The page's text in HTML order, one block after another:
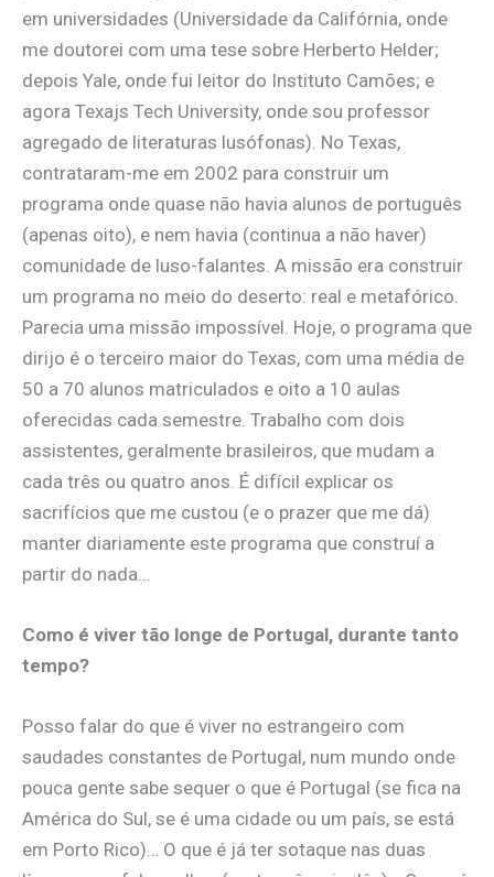
em universidades (Universidade da Califórnia, onde
me doutorei com uma tese sobre Herberto Helder;
depois Yale, onde fui leitor do Instituto Camões; e
agora Texajs Tech University, onde sou professor
agregado de literaturas lusófonas). No Texas,
contrataram-me em 2002 para construir um
programa onde quase não havia alunos de português
(apenas oito), e nem havia (continua a não haver)
comunidade de luso-falantes. A missão era construir
um programa no meio do deserto: real e metafórico.
Parecia uma missão impossível. Hoje, o programa que
dirijo é o terceiro maior do Texas, com uma média de
50 a 70 alunos matriculados e oito a 10 aulas
oferecidas cada semestre. Trabalho com dois
assistentes, geralmente brasileiros, que mudam a
cada três ou quatro anos. É difícil explicar os
sacrifícios que me custou (e o prazer que me dá)
manter diariamente este programa que construí a
partir do nada…
Como é viver tão longe de Portugal, durante tanto
tempo?
Posso falar do que é viver no estrangeiro com
saudades constantes de Portugal, num mundo onde
pouca gente sabe sequer o que é Portugal (se fica na
América do Sul, se é uma cidade ou um país, se está
em Porto Rico)… O que é já ter sotaque nas duas